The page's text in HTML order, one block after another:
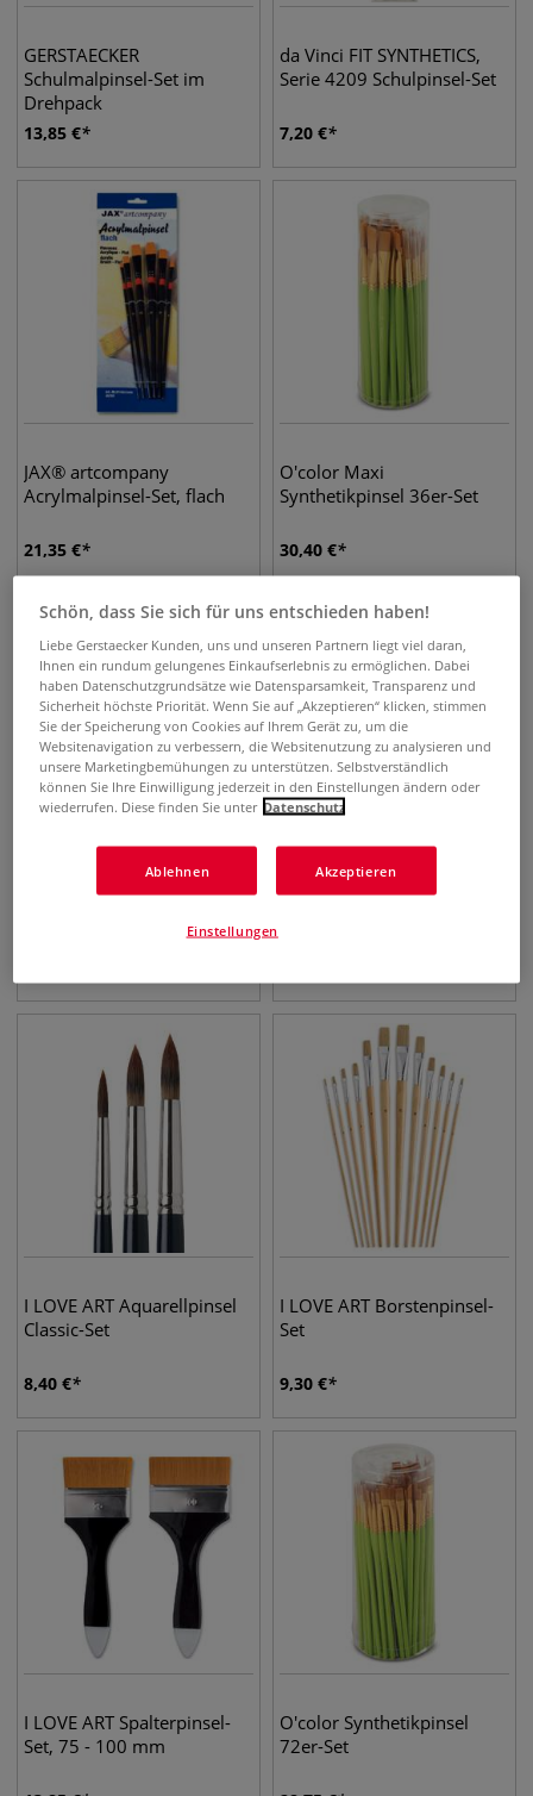
GERSTAECKER
Schulmalpinsel-Set im
Drehpack
13,85 €
da Vinci FIT SYNTHETICS,
Serie 4209 Schulpinsel-Set
7,20 €
JAX® artcompany
Acrylmalpinsel-Set, flach
21,35 €
O'color Maxi
Synthetikpinsel 36er-Set
30,40 €
Royal & Langnickel
I LOVE ART Spalterpinsel-
I LOVE ART Aquarellpinsel
Classic-Set
8,40 €
I LOVE ART Borstenpinsel-
Set
9,30 €
I LOVE ART Spalterpinsel-
Set, 75 - 100 mm
O'color Synthetikpinsel
72er-Set
Schön, dass Sie sich für uns entschieden haben!
Liebe Gerstaecker Kunden, uns und unseren Partnern liegt viel daran,
Ihnen ein rundum gelungenes Einkaufserlebnis zu ermöglichen. Dabei
haben Datenschutzgrundsätze wie Datensparsamkeit, Transparenz und
Sicherheit höchste Priorität. Wenn Sie auf „Akzeptieren“ klicken, stimmen
Sie der Speicherung von Cookies auf Ihrem Gerät zu, um die
Websitenavigation zu verbessern, die Websitenutzung zu analysieren und
unsere Marketingbemühungen zu unterstützen. Selbstverständlich
können Sie Ihre Einwilligung jederzeit in den Einstellungen ändern oder
wiederrufen. Diese finden Sie unter Datenschutz
Ablehnen Akzeptieren
Einstellungen